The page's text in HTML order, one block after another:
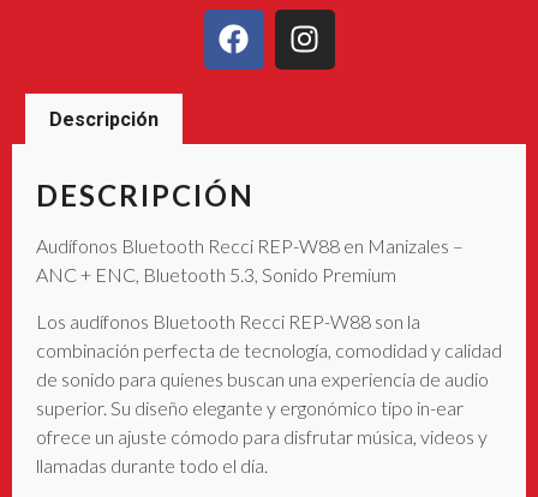
Descripción
DESCRIPCIÓN
Audífonos Bluetooth Recci REP-W88 en Manizales –
ANC + ENC, Bluetooth 5.3, Sonido Premium
Los audífonos Bluetooth Recci REP-W88 son la
combinación perfecta de tecnología, comodidad y calidad
de sonido para quienes buscan una experiencia de audio
superior. Su diseño elegante y ergonómico tipo in-ear
ofrece un ajuste cómodo para disfrutar música, videos y
llamadas durante todo el día.